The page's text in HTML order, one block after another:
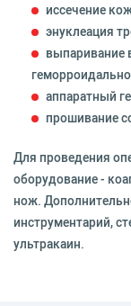
иссечение
энуклеация
выпаривание
аппаратный
прошивание
Для проведения
оборудование -
нож.
инструментарий,
ультракаин.